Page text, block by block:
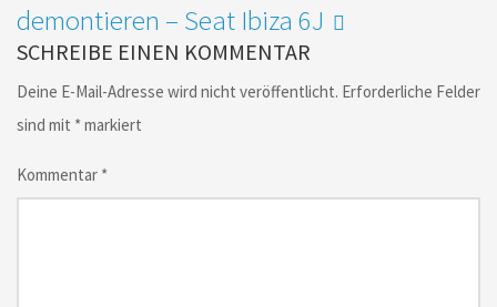
demontieren – Seat Ibiza 6J
SCHREIBE EINEN KOMMENTAR
Deine E-Mail-Adresse wird nicht veröffentlicht. Erforderliche Felder
sind mit *markiert
Kommentar *